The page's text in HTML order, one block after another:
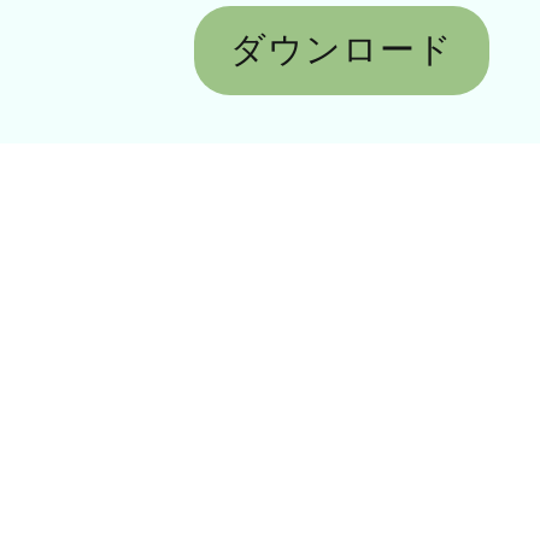
ダウンロード